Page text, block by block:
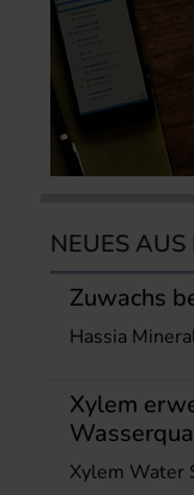
NEUES AUS
Zuwachs
Hassia
Xylem
Xylem Water